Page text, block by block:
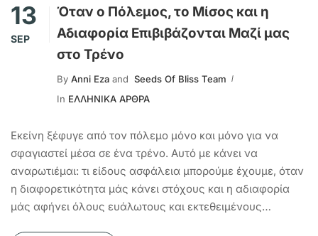
13
SEP
Όταν ο Πόλεμος, το Μίσος και η
Αδιαφορία Επιβιβάζονται Μαζί μας
στο Τρένο
By Anni Eza and Seeds Of Bliss Team
In ΕΛΛΗΝΙΚΑ ΑΡΘΡΑ
Εκείνη ξέφυγε από τον πόλεμο μόνο και μόνο για να
σφαγιαστεί μέσα σε ένα τρένο. Αυτό με κάνει να
αναρωτιέμαι: τι είδους ασφάλεια μπορούμε έχουμε, όταν
η διαφορετικότητα μάς κάνει στόχους και η αδιαφορία
μάς αφήνει όλους ευάλωτους και εκτεθειμένους…